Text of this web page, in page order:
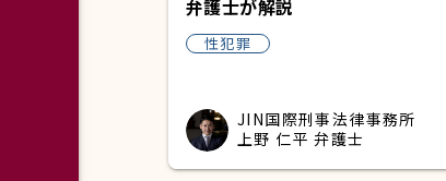
弁護士が解説
性犯罪
JIN国際刑事法律事務所
上野 仁平 弁護士